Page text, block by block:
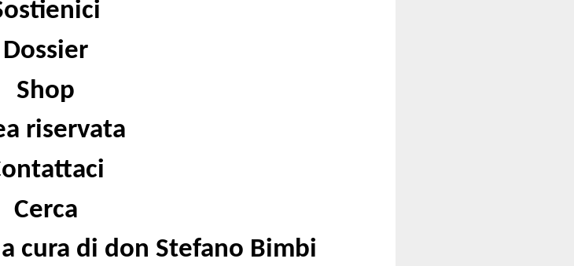
Dossier
Shop
riservata
Cerca
cura di don Stefano Bimbi